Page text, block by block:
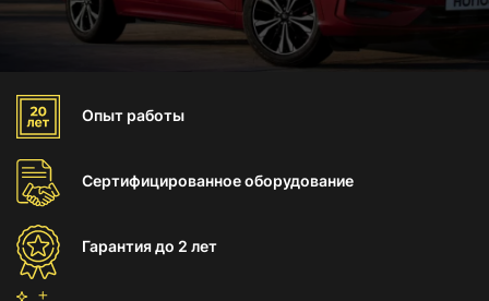
Опыт работы
Сертифицированноеоборудование
Гарантиядо 2 лет